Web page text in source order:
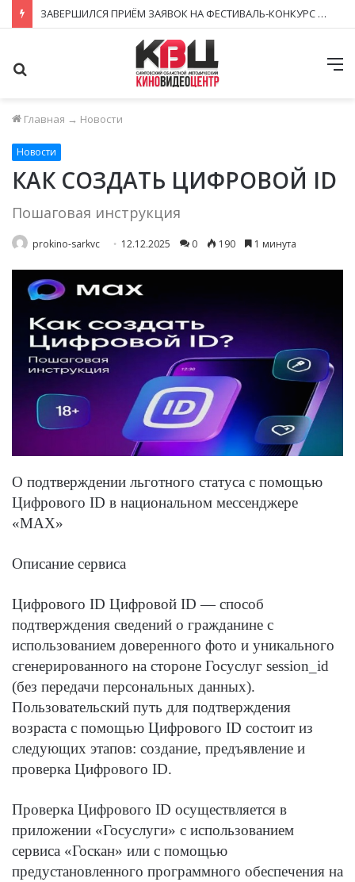
ЗАВЕРШИЛСЯ ПРИЁМ ЗАЯВОК НА ФЕСТИВАЛЬ-КОНКУРС «КИНОВЕРТИКАЛЬ 2026»
Главная → Новости
Новости
КАК СОЗДАТЬ ЦИФРОВОЙ ID
Пошаговая инструкция
prokino-sarkvc 12.12.2025 0 190 1 минута
О подтверждении льготного статуса с помощью
Цифрового ID в национальном мессенджере
«МАХ»
Описание сервиса
Цифрового ID Цифровой ID — способ
подтверждения сведений о гражданине с
использованием доверенного фото и уникального
сгенерированного на стороне Госуслуг session_id
(без передачи персональных данных).
Пользовательский путь для подтверждения
возраста с помощью Цифрового ID состоит из
следующих этапов: создание, предъявление и
проверка Цифрового ID.
Проверка Цифрового ID осуществляется в
приложении «Госуслуги» с использованием
сервиса «Госкан» или с помощью
предустановленного программного обеспечения на